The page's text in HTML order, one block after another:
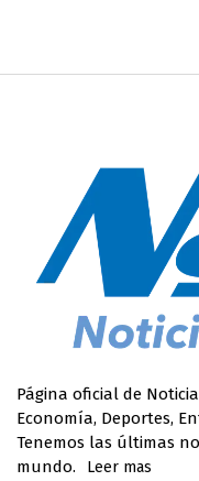
Página oficial de
Economía, Deportes,
Tenemos las últimas
mundo.
Leer mas